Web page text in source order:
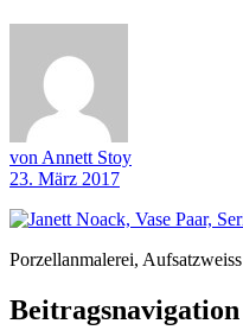
von Annett Stoy
23. März 2017
Porzellanmalerei, Aufsatzweiss
Beitragsnavigation